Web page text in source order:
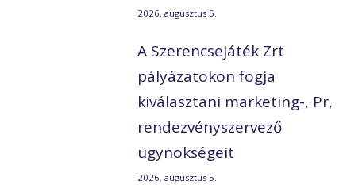
2026. augusztus 5.
A Szerencsejáték Zrt
pályázatokon fogja
kiválasztani marketing-, Pr,
rendezvényszervező
ügynökségeit
2026. augusztus 5.